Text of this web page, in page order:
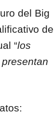
del Big
de
“los